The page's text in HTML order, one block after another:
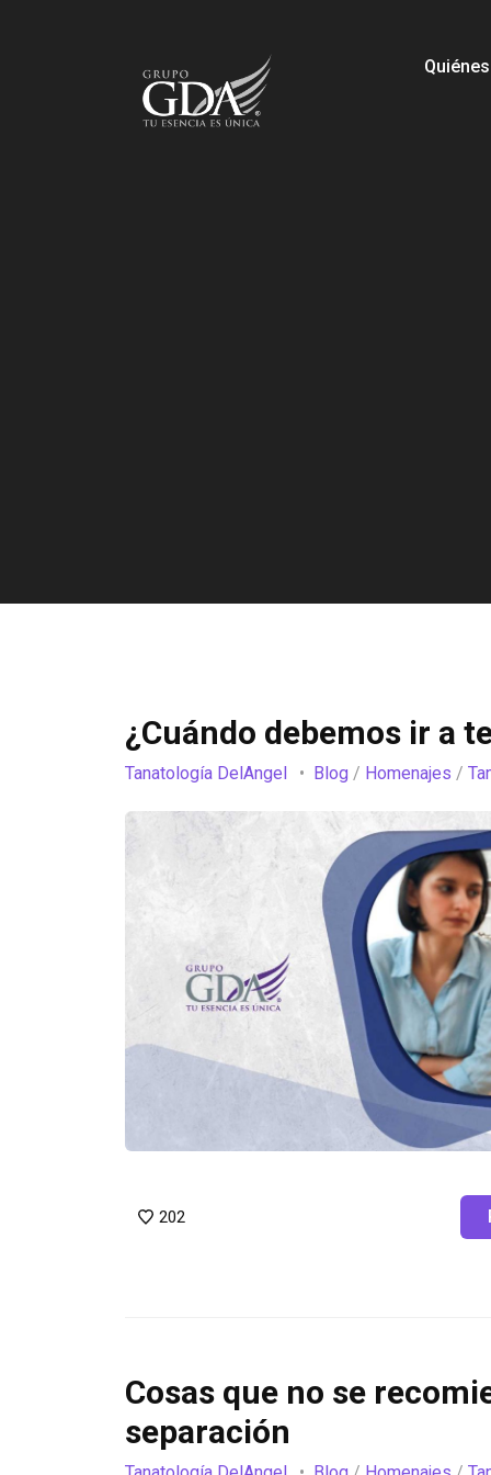
¿Cuándo debemos ir a
Tanatología DelAngel Blog / Homenajes /
202
Cosas que no se
separación